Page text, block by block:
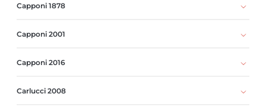
Capponi 1878
Capponi 2001
Capponi 2016
Carlucci 2008